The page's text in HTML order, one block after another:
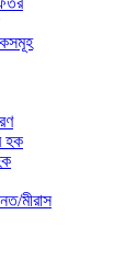
হক
মীরাস